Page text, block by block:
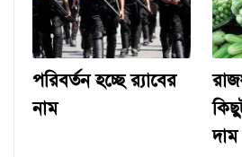
পরিবর্তন হচ্ছে র‌্যাবের
নাম
দাম